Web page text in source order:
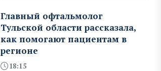
Главный офтальмолог
Тульской области рассказала,
как помогают пациентам в
регионе
18:15